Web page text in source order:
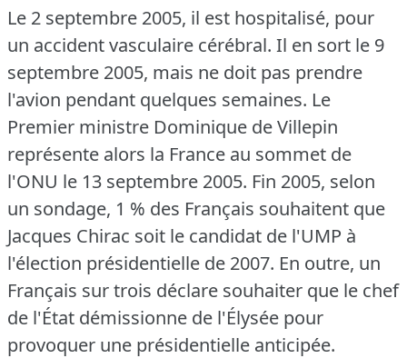
Le 2 septembre 2005, il est hospitalisé, pour
un accident vasculaire cérébral. Il en sort le 9
septembre 2005, mais ne doit pas prendre
l'avion pendant quelques semaines. Le
Premier ministre Dominique de Villepin
représente alors la France au sommet de
l'ONU le 13 septembre 2005. Fin 2005, selon
un sondage, 1 % des Français souhaitent que
Jacques Chirac soit le candidat de l'UMP à
l'élection présidentielle de 2007. En outre, un
Français sur trois déclare souhaiter que le chef
de l'État démissionne de l'Élysée pour
provoquer une présidentielle anticipée.